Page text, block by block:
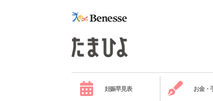
妊娠早見表 お金・